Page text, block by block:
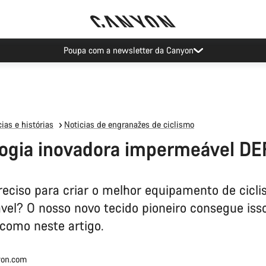
Eventos Canyon
e histórias Noticias de engranažes de ciclismo
inovadora impermeável
para criar o melhor equipamento de
O nosso novo tecido pioneiro consegue
neste artigo.